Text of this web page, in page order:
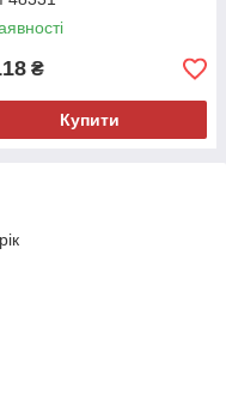
₴
Купити